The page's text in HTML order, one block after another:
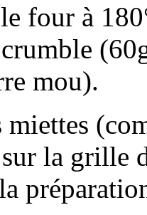
four à
mou).
la grille